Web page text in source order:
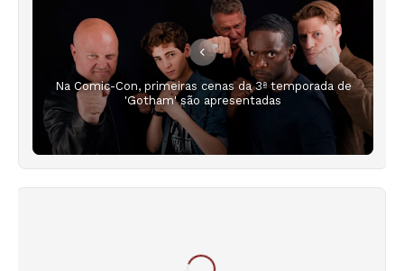
Na Comic-Con, primeiras cenas da 3ª temporada de
'Gotham' são apresentadas